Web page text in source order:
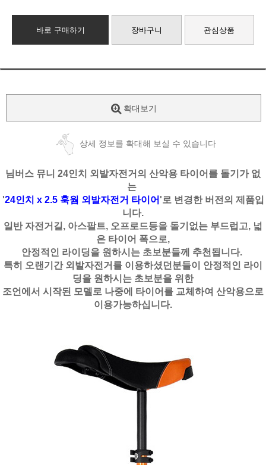
바로 구매하기 장바구니 관심상품
확대보기
상세 정보를 확대해 보실 수 있습니다
님버스 뮤니 24인치 외발자전거의 산악용 타이어를 돌기가 없
는
'24인치 x 2.5 훅웜 외발자전거 타이어 '로 변경한 버전의 제품입
니다.
일반 자전거길, 아스팔트, 오프로드등을 돌기없는 부드럽고, 넓
은 타이어 폭으로,
안정적인 라이딩을 원하시는 초보분들께 추천됩니다.
특히 오랜기간 외발자전거를 이용하셨던분들이 안정적인 라이
딩을 원하시는 초보분을 위한
조언에서 시작된 모델로 나중에 타이어를 교체하여 산악용으로
이용가능하십니다.